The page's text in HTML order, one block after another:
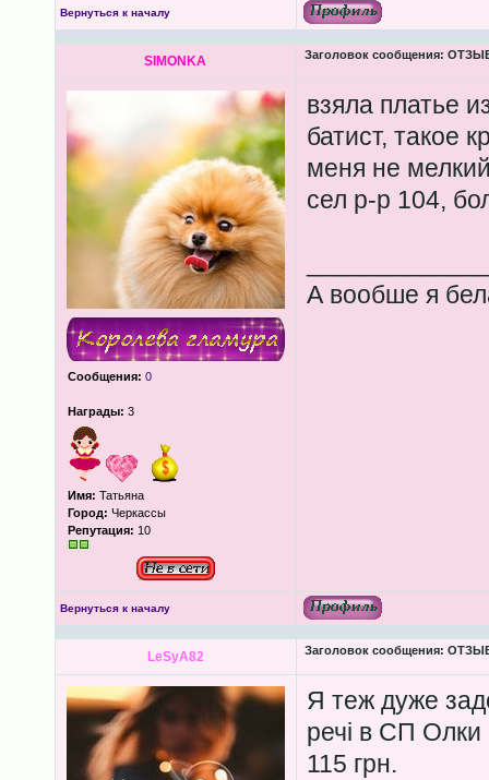
Вернуться к началу
SIMONKA Заголовок сообщения:
Сообщения: 0
Награды: 3
Имя: Татьяна
Город: Черкассы
Репутация: 10
взяла платье
батист, такое
меня не
сел р-р 104,
А вообше я
Вернуться к началу
LeSyA82 Заголовок сообщения:
Я теж дуже
речі в СП Олки
115 грн.